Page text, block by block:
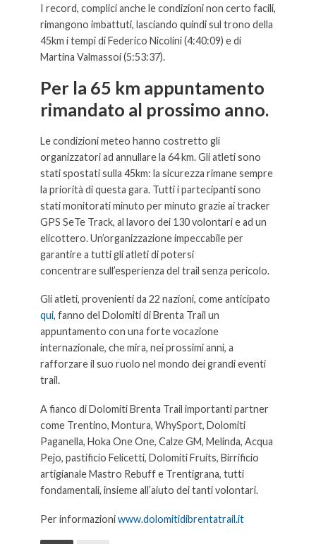
I record, complici anche le condizioni non certo facili,
rimangono imbattuti, lasciando quindi sul trono della
45km i tempi di Federico Nicolini (4:40:09) e di
Martina Valmassoi (5:53:37).
Per la 65 km appuntamento
rimandato al prossimo anno.
Le condizioni meteo hanno costretto gli
organizzatori ad annullare la 64 km. Gli atleti sono
stati spostati sulla 45km: la sicurezza rimane sempre
la priorità di questa gara. Tutti i partecipanti sono
stati monitorati minuto per minuto grazie ai tracker
GPS SeTe Track, al lavoro dei 130 volontari e ad un
elicottero. Un’organizzazione impeccabile per
garantire a tutti gli atleti di potersi
concentrare sull’esperienza del trail senza pericolo.
Gli atleti, provenienti da 22 nazioni, come anticipato
qui, fanno del Dolomiti di Brenta Trail un
appuntamento con una forte vocazione
internazionale, che mira, nei prossimi anni, a
rafforzare il suo ruolo nel mondo dei grandi eventi
trail.
A fianco di Dolomiti Brenta Trail importanti partner
come Trentino, Montura, WhySport, Dolomiti
Paganella, Hoka One One, Calze GM, Melinda, Acqua
Pejo, pastificio Felicetti, Dolomiti Fruits, Birrificio
artigianale Mastro Rebuff e Trentigrana, tutti
fondamentali, insieme all’aiuto dei tanti volontari.
Per informazioniwww.dolomitidibrentatrail.it